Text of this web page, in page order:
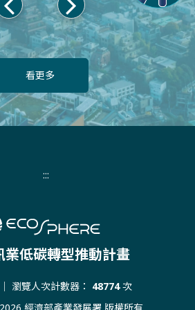
上
一
頁
下
一
頁
看更多
:::
業低碳轉型推動計畫
｜ 瀏覽人次計數器： 48774次